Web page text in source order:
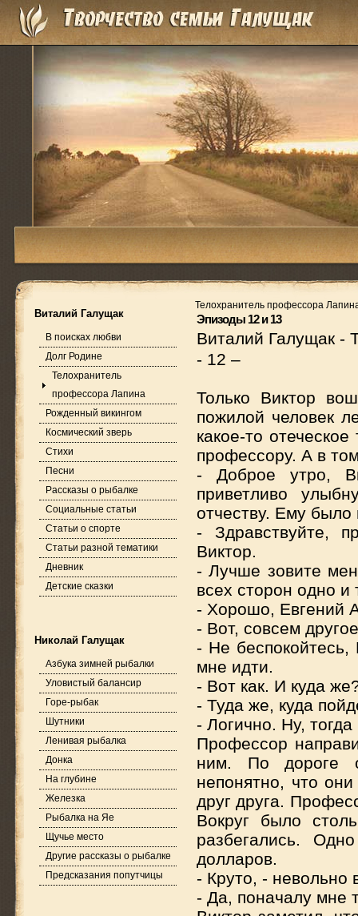
Виталий Галущак
В поисках любви
Долг Родине
Телохранитель
профессора Лапина
Рожденный викингом
Космический зверь
Стихи
Песни
Рассказы о рыбалке
Социальные статьи
Статьи о спорте
Статьи разной тематики
Дневник
Детские сказки
Николай Галущак
Азбука зимней рыбалки
Уловистый балансир
Горе-рыбак
Шутники
Ленивая рыбалка
Донка
На глубине
Железка
Рыбалка на Яе
Щучье место
Другие рассказы о рыбалке
Предсказания попутчицы
Телохранитель профессора
Эпизоды 12 и 13
Виталий Галущак -
- 12 –
Только Виктор
пожилой человек
какое-то
профессору. А в
- Доброе утро,
приветливо
отчеству. Ему было
- Здравствуйте,
Виктор.
- Лучше зовите
всех сторон одно
- Хорошо, Евгений
- Вот, совсем
- Не беспокойтесь,
мне идти.
- Вот как. И куда
- Туда же, куда
- Логично. Ну,
Профессор
ним. По дороге
непонятно, что
друг друга.
Вокруг было
разбегались.
долларов.
- Круто, - невольно
- Да, поначалу мне